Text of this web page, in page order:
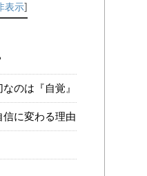
表示]
のは『自覚』
に変わる理由